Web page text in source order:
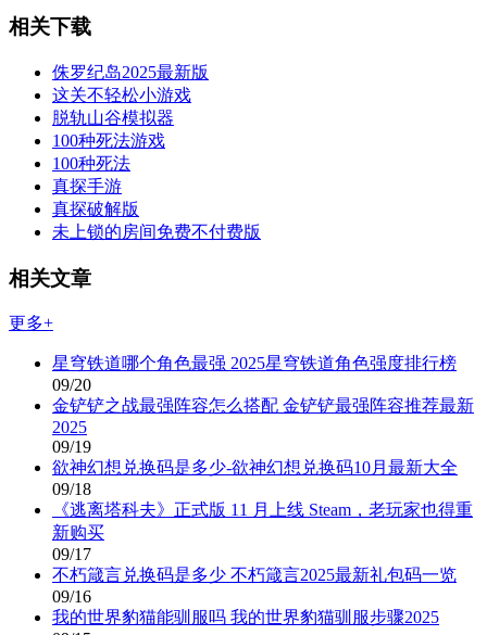
相关下载
侏罗纪岛2025最新版
这关不轻松小游戏
脱轨山谷模拟器
100种死法游戏
100种死法
真探手游
真探破解版
未上锁的房间免费不付费版
相关文章
更多+
星穹铁道哪个角色最强 2025星穹铁道角色强度排行榜
09/20
金铲铲之战最强阵容怎么搭配 金铲铲最强阵容推荐最新
2025
09/19
欲神幻想兑换码是多少-欲神幻想兑换码10月最新大全
09/18
《逃离塔科夫》正式版 11 月上线 Steam，老玩家也得重
新购买
09/17
不朽箴言兑换码是多少 不朽箴言2025最新礼包码一览
09/16
我的世界豹猫能驯服吗 我的世界豹猫驯服步骤2025